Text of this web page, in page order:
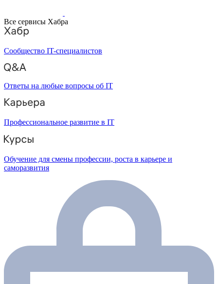
Все сервисы Хабра
Сообщество IT-специалистов
Ответы на любые вопросы об IT
Профессиональное развитие в IT
Обучение для смены профессии, роста в карьере и
саморазвития